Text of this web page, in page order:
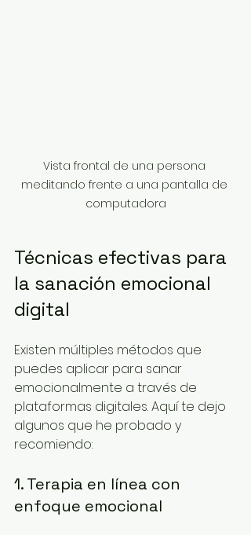
Vista frontal de una persona
meditando frente a una pantalla de
computadora
Técnicas efectivas para
la sanación emocional
digital
Existen múltiples métodos que
puedes aplicar para sanar
emocionalmente a través de
plataformas digitales. Aquí te dejo
algunos que he probado y
recomiendo:
1. Terapia en línea con
enfoque emocional